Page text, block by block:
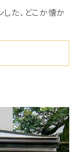
た、どこか懐か